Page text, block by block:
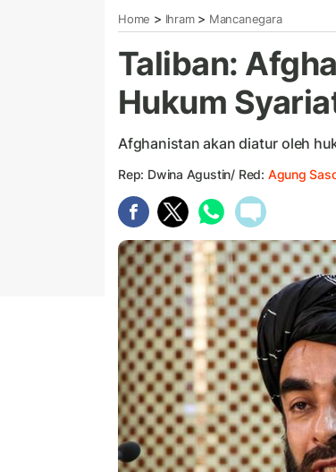
Home > Ihram> Mancanegara
Taliban:
Hukum
Afghanistan akan diatur oleh
Rep: Dwina Agustin/ Red: Agung